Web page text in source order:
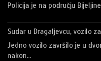
Policija je na području
Sudar u Dragaljevcu, vozilo
Jedno vozilo završilo je u
nakon…